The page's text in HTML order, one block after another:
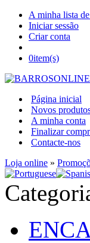
A minha lista
Iniciar sessão
Criar conta
0item(s)
Página inicial
Novos
A minha conta
Finalizar
Contacte-nos
Loja online »